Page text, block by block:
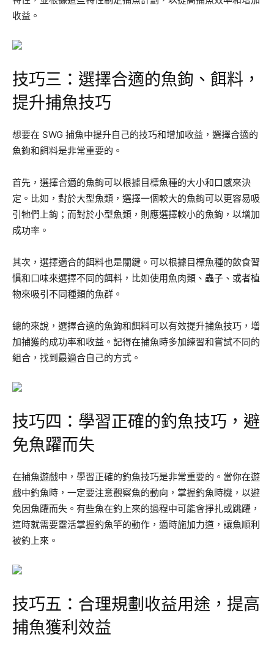
收益。
技巧三：選擇合適的魚鉤、餌料，
提升捕魚技巧
想要在 SWG 捕魚中提升自己的技巧和增加收益，選擇合適的
魚鉤和餌料是非常重要的。
首先，選擇合適的魚鉤可以根據目標魚種的大小和口感來決
定。比如，對於大型魚類，選擇一個較大的魚鉤可以更容易吸
引牠們上鉤；而對於小型魚類，則應選擇較小的魚鉤，以增加
成功率。
其次，選擇適合的餌料也是關鍵。可以根據目標魚種的飲食習
慣和口味來選擇不同的餌料，比如使用魚肉類、蟲子、或者植
物來吸引不同種類的魚群。
總的來說，選擇合適的魚鉤和餌料可以有效提升捕魚技巧，增
加捕獲的成功率和收益。記得在捕魚時多加練習和嘗試不同的
組合，找到最適合自己的方式。
技巧四：學習正確的釣魚技巧，避
免魚躍而失
在捕魚遊戲中，學習正確的釣魚技巧是非常重要的。當你在遊
戲中釣魚時，一定要注意觀察魚的動向，掌握釣魚時機，以避
免因魚躍而失。有些魚在釣上來的過程中可能會掙扎或跳躍，
這時就需要靈活掌握釣魚竿的動作，適時施加力道，讓魚順利
被釣上來。
技巧五：合理規劃收益用途，提高
捕魚獲利效益